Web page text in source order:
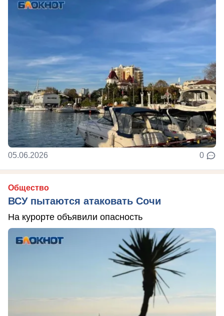
05.06.2026 0
Общество
ВСУ пытаются атаковать Сочи
На курорте объявили опасность